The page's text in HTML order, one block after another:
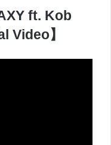
ft. Kob
Video】